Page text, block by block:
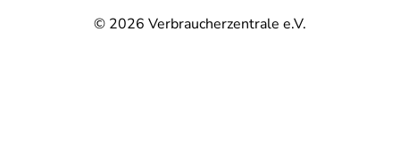
© 2026 Verbraucherzentrale e.V.